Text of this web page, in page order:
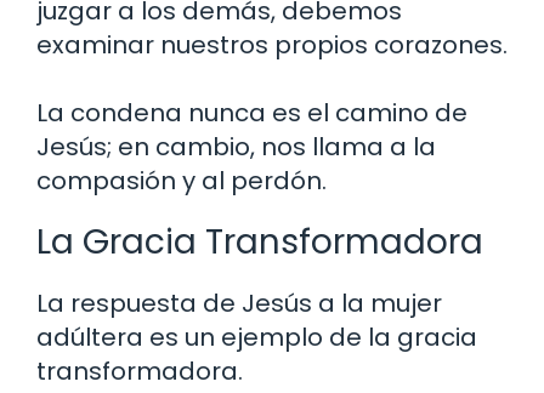
juzgar a los demás, debemos
examinar nuestros propios corazones.
La condena nunca es el camino de
Jesús; en cambio, nos llama a la
compasión y al perdón.
La Gracia Transformadora
La respuesta de Jesús a la mujer
adúltera es un ejemplo de la gracia
transformadora.